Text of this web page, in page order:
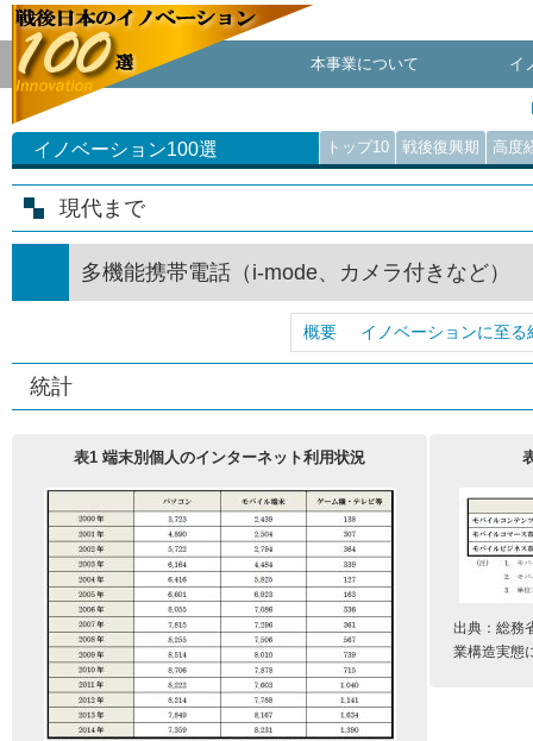
イ
本事業について
イノベーション100選 トップ10 戦後復興期 高度
現代まで
多機能携帯電話（i-mode、カメラ付きなど）
イノベーションに至る
概要
統計
表1 端末別個人のインターネット利用状況
出典：総務
業構造実態